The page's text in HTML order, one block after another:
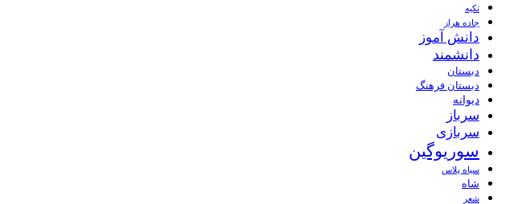
تکیه
جاده هراز
دانش آموز
دانشمند
دبستان
دبستان فرهنگ
دیوانه
سرباز
سربازی
سوریوگین
سیاه پلاس
شاه
شعر